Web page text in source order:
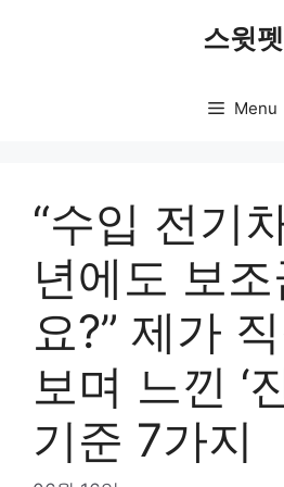
스윗펫
Menu
“수입 전기
년에도 보
요?” 제가
보며 느낀 ‘
기준 7가지